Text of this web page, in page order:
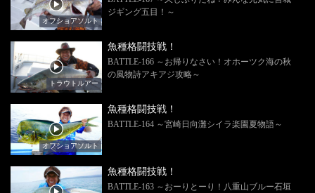
オフショアソルト
ジギング五目！～
トラウトルアー
魚種格闘技戦！
BATTLE-166 ～お帰りなさい！オホーツク海の秋
の風物詩アキアジ攻略～
オフショアソルト
魚種格闘技戦！
BATTLE-164 ～宮崎日向灘シイラ楽園夏物語～
魚種格闘技戦！
BATTLE-163 ～おーりとーり！八重山ブルー石垣